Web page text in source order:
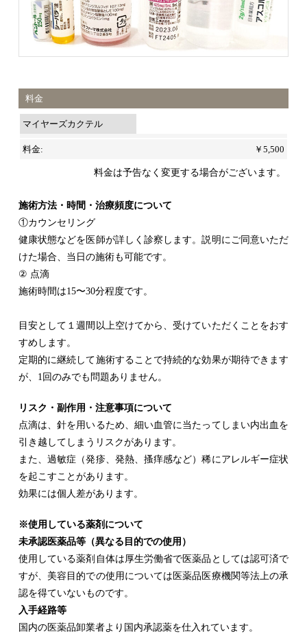
料金
マイヤーズカクテル
￥5,500
料金は予告なく変更する場合がございます。
施術方法・時間・治療頻度について
①カウンセリング
健康状態などを医師が詳しく診察します。説明にご同意いただ
けた場合、当日の施術も可能です。
② 点滴
施術時間は15〜30分程度です。
目安として１週間以上空けてから、受けていただくことをおす
すめします。
定期的に継続して施術することで持続的な効果が期待できます
が、1回のみでも問題ありません。
リスク・副作用・注意事項について
点滴は、針を用いるため、細い血管に当たってしまい内出血を
引き越してしまうリスクがあります。
また、過敏症（発疹、発熱、搔痒感など）稀にアレルギー症状
を起こすことがあります。
効果には個人差があります。
※使用している薬剤について
未承認医薬品等（異なる目的での使用）
使用している薬剤自体は厚生労働省で医薬品としては認可済で
すが、美容目的での使用については医薬品医療機関等法上の承
認を得ていないものです。
入手経路等
国内の医薬品卸業者より国内承認薬を仕入れています。